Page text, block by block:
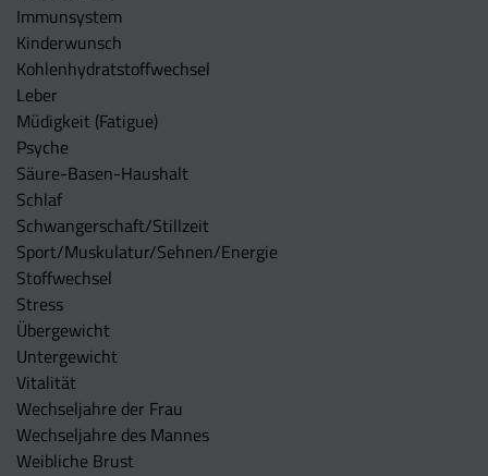
Immunsystem
Kinderwunsch
Kohlenhydratstoffwechsel
Leber
Müdigkeit (Fatigue)
Psyche
Säure-Basen-Haushalt
Schlaf
Schwangerschaft/Stillzeit
Sport/Muskulatur/Sehnen/Energie
Stoffwechsel
Stress
Übergewicht
Untergewicht
Vitalität
Wechseljahre der Frau
Wechseljahre des Mannes
Weibliche Brust